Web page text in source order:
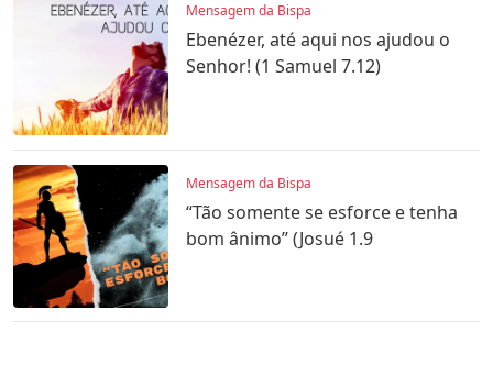
Mensagem da Bispa
Ebenézer, até aqui nos ajudou o
Senhor! (1 Samuel 7.12)
Mensagem da Bispa
“Tão somente se esforce e tenha
bom ânimo” (Josué 1.9